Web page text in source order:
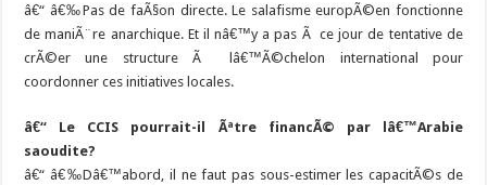
â€“ â€‰Pas de faÃ§on directe. Le salafisme europÃ©en fonctionne
de maniÃ¨re anarchique. Et il nâ€™y a pas Ã ce jour de tentative de
crÃ©er une structure Ã lâ€™Ã©chelon international pour
coordonner ces initiatives locales.
â€“ Le CCIS pourrait-il Ãªtre financÃ© par lâ€™Arabie
saoudite?
â€“ â€‰Dâ€™abord, il ne faut pas sous-estimer les capacitÃ©s de